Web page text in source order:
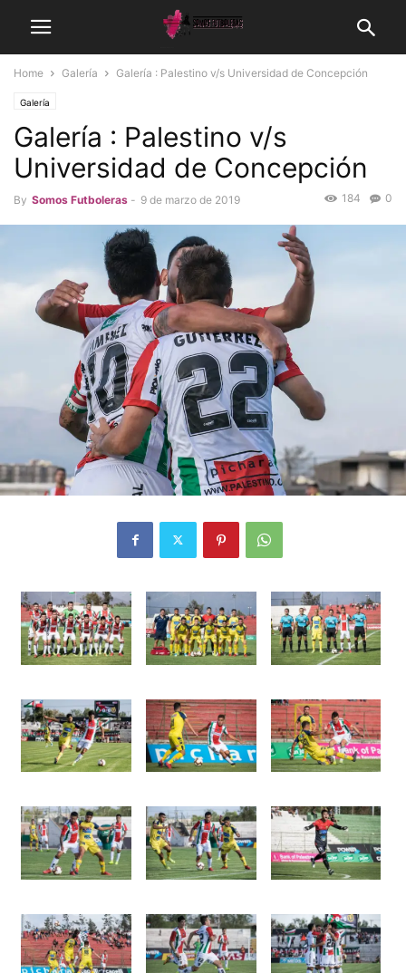
Home Galería Galería : Palestino v/s Universidad de Concepción
Galería
Galería : Palestino v/s
Universidad de Concepción
By Somos Futboleras - 9 de marzo de 2019 0
184